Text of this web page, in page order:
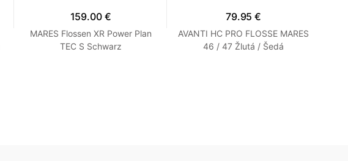
159.00 €
MARES Flossen XR Power Plan
TEC S Schwarz
79.95 €
AVANTI HC PRO FLOSSE MARES
46 / 47 Žlutá / Šedá